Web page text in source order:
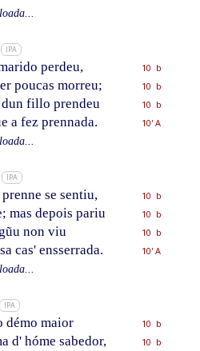
IPA
perdeu,
10 b
poucas morreu;
10 b
fillo prendeu
10 b
a fez prennada.
10' A
IPA
se sentiu,
10 b
mas depois pariu
10 b
non viu
10 b
cas' ensserrada.
10' A
IPA
démo maior
10 b
d' hóme sabedor,
10 b